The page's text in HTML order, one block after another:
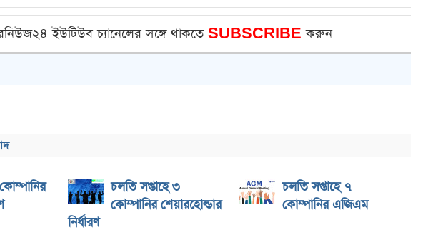
ইউটিউব চ্যানেলের সঙ্গে থাকতে SUBSCRIBEকরুন
চলতি সপ্তাহে ৩
কোম্পানির শেয়ারহোল্ডার
নির্ধারণ
চলতি সপ্তাহে ৭
কোম্পানির এজিএম